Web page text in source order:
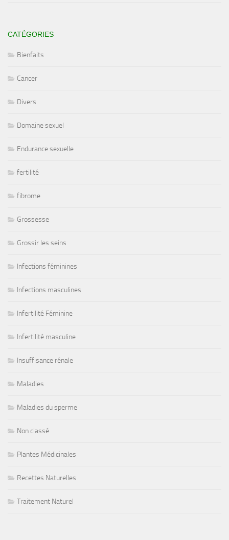
CATÉGORIES
Bienfaits
Cancer
Divers
Domaine sexuel
Endurance sexuelle
fertilité
fibrome
Grossesse
Grossir les seins
Infections féminines
Infections masculines
Infertilité Féminine
Infertilité masculine
Insuffisance rénale
Maladies
Maladies du sperme
Non classé
Plantes Médicinales
Recettes Naturelles
Traitement Naturel